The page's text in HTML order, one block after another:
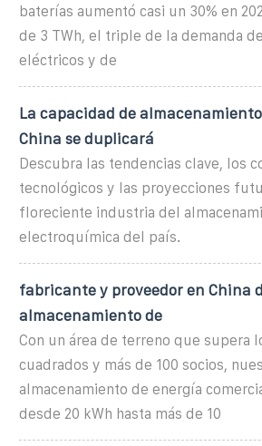
baterías aumentó casi un 30% en
de 3 TWh, el triple de la demanda
eléctricos y de
La capacidad de
China se duplicará
Descubra las tendencias clave, los
tecnológicos y las proyecciones
floreciente industria del
electroquímica del país.
fabricante y proveedor en China
almacenamiento de
Con un área de terreno que supera
cuadrados y más de 100 socios,
almacenamiento de energía
desde 20 kWh hasta más de 10